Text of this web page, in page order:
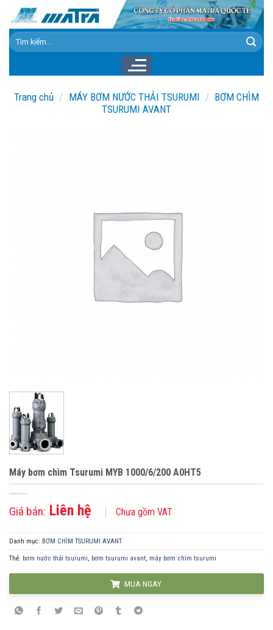
content
Tìm
kiếm:
Trang chủ / MÁY BƠM NƯỚC THẢI TSURUMI / BƠM CHÌM
TSURUMI AVANT
Máy bơm chìm Tsurumi MYB 1000/6/200 A0HT5
Giá bán: Liên hệ Chưa gồm VAT
Danh mục: BƠM CHÌM TSURUMI AVANT
Thẻ: bơm nước thải tsurumi, bơm tsurumi avant, máy bơm chìm tsurumi
MUA NGAY